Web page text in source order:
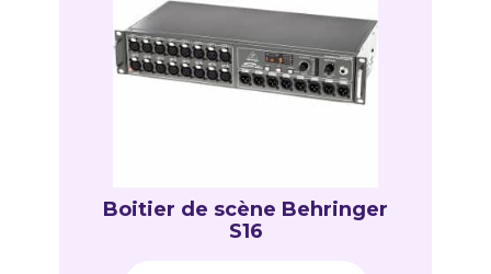
Boitier de scène Behringer
S16